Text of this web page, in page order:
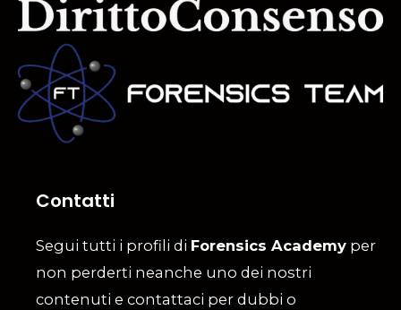
Contatti
Segui tutti i profili di Forensics Academy per
non perderti neanche uno dei nostri
contenuti e contattaci per dubbi o